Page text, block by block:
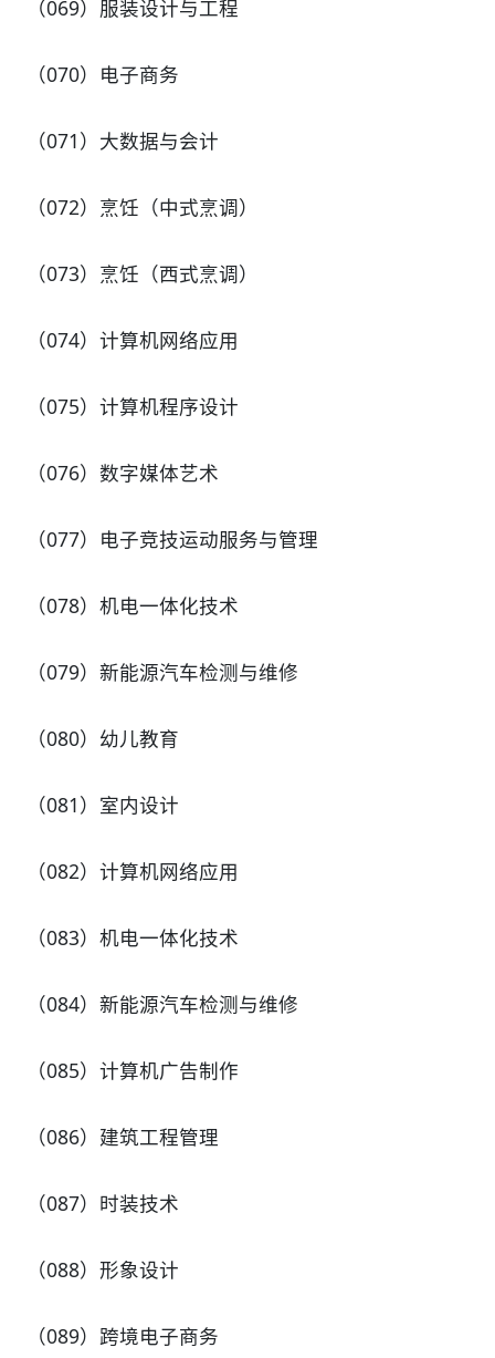
（069）服装设计与工程
（070）电子商务
（071）大数据与会计
（072）烹饪（中式烹调）
（073）烹饪（西式烹调）
（074）计算机网络应用
（075）计算机程序设计
（076）数字媒体艺术
（077）电子竞技运动服务与管理
（078）机电一体化技术
（079）新能源汽车检测与维修
（080）幼儿教育
（081）室内设计
（082）计算机网络应用
（083）机电一体化技术
（084）新能源汽车检测与维修
（085）计算机广告制作
（086）建筑工程管理
（087）时装技术
（088）形象设计
（089）跨境电子商务